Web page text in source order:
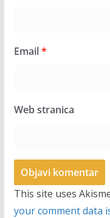
Email*
Web stranica
This site uses
your comment data